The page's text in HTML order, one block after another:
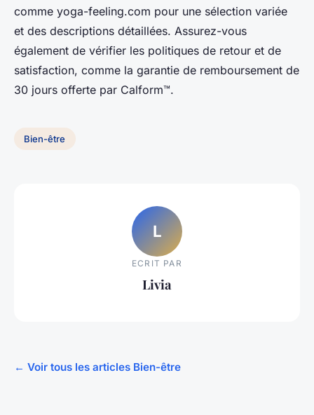
comme yoga-feeling.com pour une sélection variée
et des descriptions détaillées. Assurez-vous
également de vérifier les politiques de retour et de
satisfaction, comme la garantie de remboursement de
30 jours offerte par Calform™.
Bien-être
L
ECRIT PAR
Livia
← Voir tous les articles Bien-être